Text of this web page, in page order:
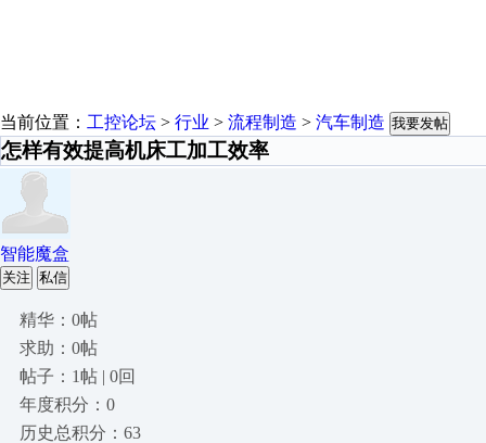
当前位置： 工控论坛 > 行业 > 流程制造 > 汽车制造 我要发帖
怎样有效提高机床工加工效率
智能魔盒
关注 私信
精华：0帖
求助：0帖
帖子：1帖 | 0回
年度积分：0
历史总积分：63